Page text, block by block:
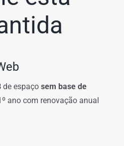
de espaço sem base de
ano com renovação anual